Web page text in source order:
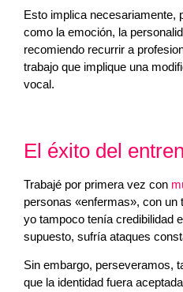
Esto implica necesariamente,
como la emoción, la
recomiendo recurrir a
trabajo que implique una
vocal.
El éxito del
Trabajé por primera vez con
personas «enfermas», con un
yo tampoco tenía credibilidad
supuesto, sufría ataques
Sin embargo, perseveramos,
que la identidad fuera